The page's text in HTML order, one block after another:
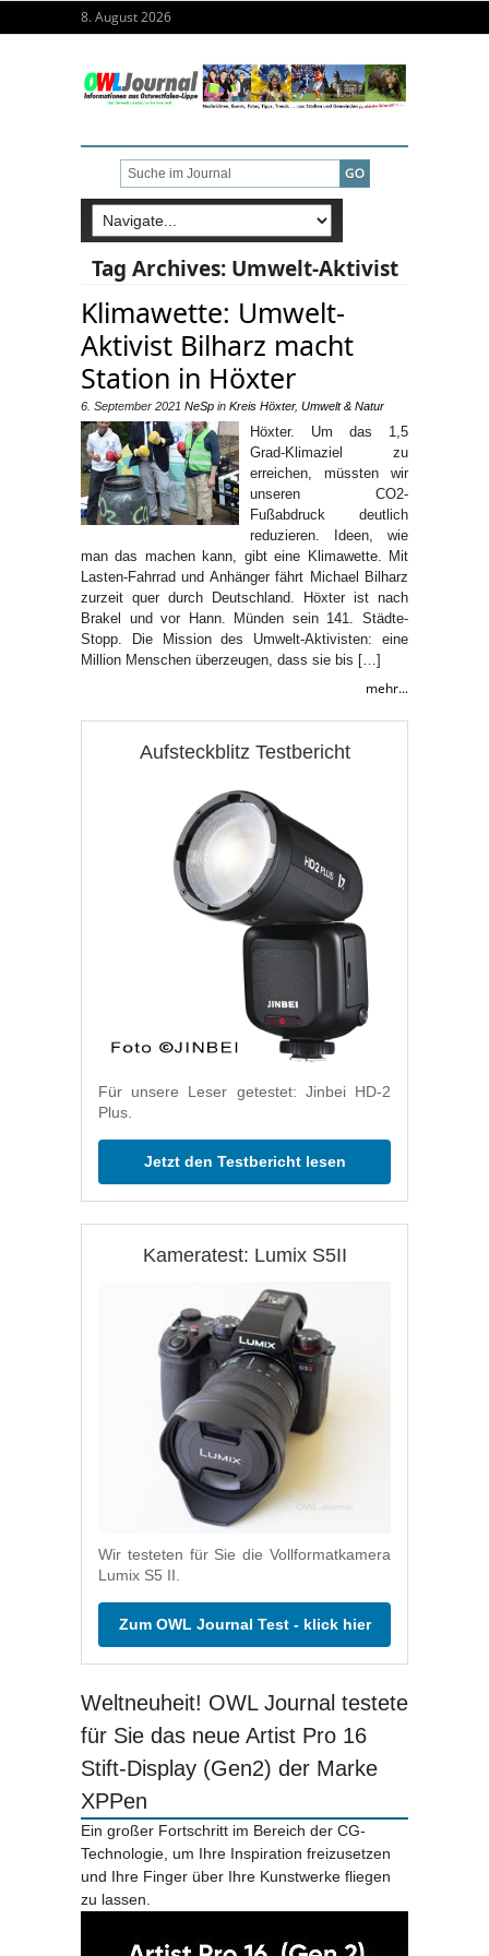
8. August 2026
Tag Archives: Umwelt-Aktivist
Klimawette: Umwelt-
Aktivist Bilharz macht
Station in Höxter
6. September 2021 NeSp in Kreis Höxter, Umwelt & Natur
Höxter. Um das 1,5
Grad-Klimaziel zu
erreichen, müssten wir
unseren CO2-
Fußabdruck deutlich
reduzieren. Ideen, wie
man das machen kann, gibt eine Klimawette. Mit
Lasten-Fahrrad und Anhänger fährt Michael Bilharz
zurzeit quer durch Deutschland. Höxter ist nach
Brakel und vor Hann. Münden sein 141. Städte-
Stopp. Die Mission des Umwelt-Aktivisten: eine
Million Menschen überzeugen, dass sie bis […]
mehr...
Aufsteckblitz Testbericht
Für unsere Leser getestet: Jinbei HD-2
Plus.
Jetzt den Testbericht lesen
Kameratest: Lumix S5II
Wir testeten für Sie die Vollformatkamera
Lumix S5 II.
Zum OWL Journal Test - klick hier
Weltneuheit! OWL Journal testete
für Sie das neue Artist Pro 16
Stift-Display (Gen2) der Marke
XPPen
Ein großer Fortschritt im Bereich der CG-
Technologie, um Ihre Inspiration freizusetzen
und Ihre Finger über Ihre Kunstwerke fliegen
zu lassen.